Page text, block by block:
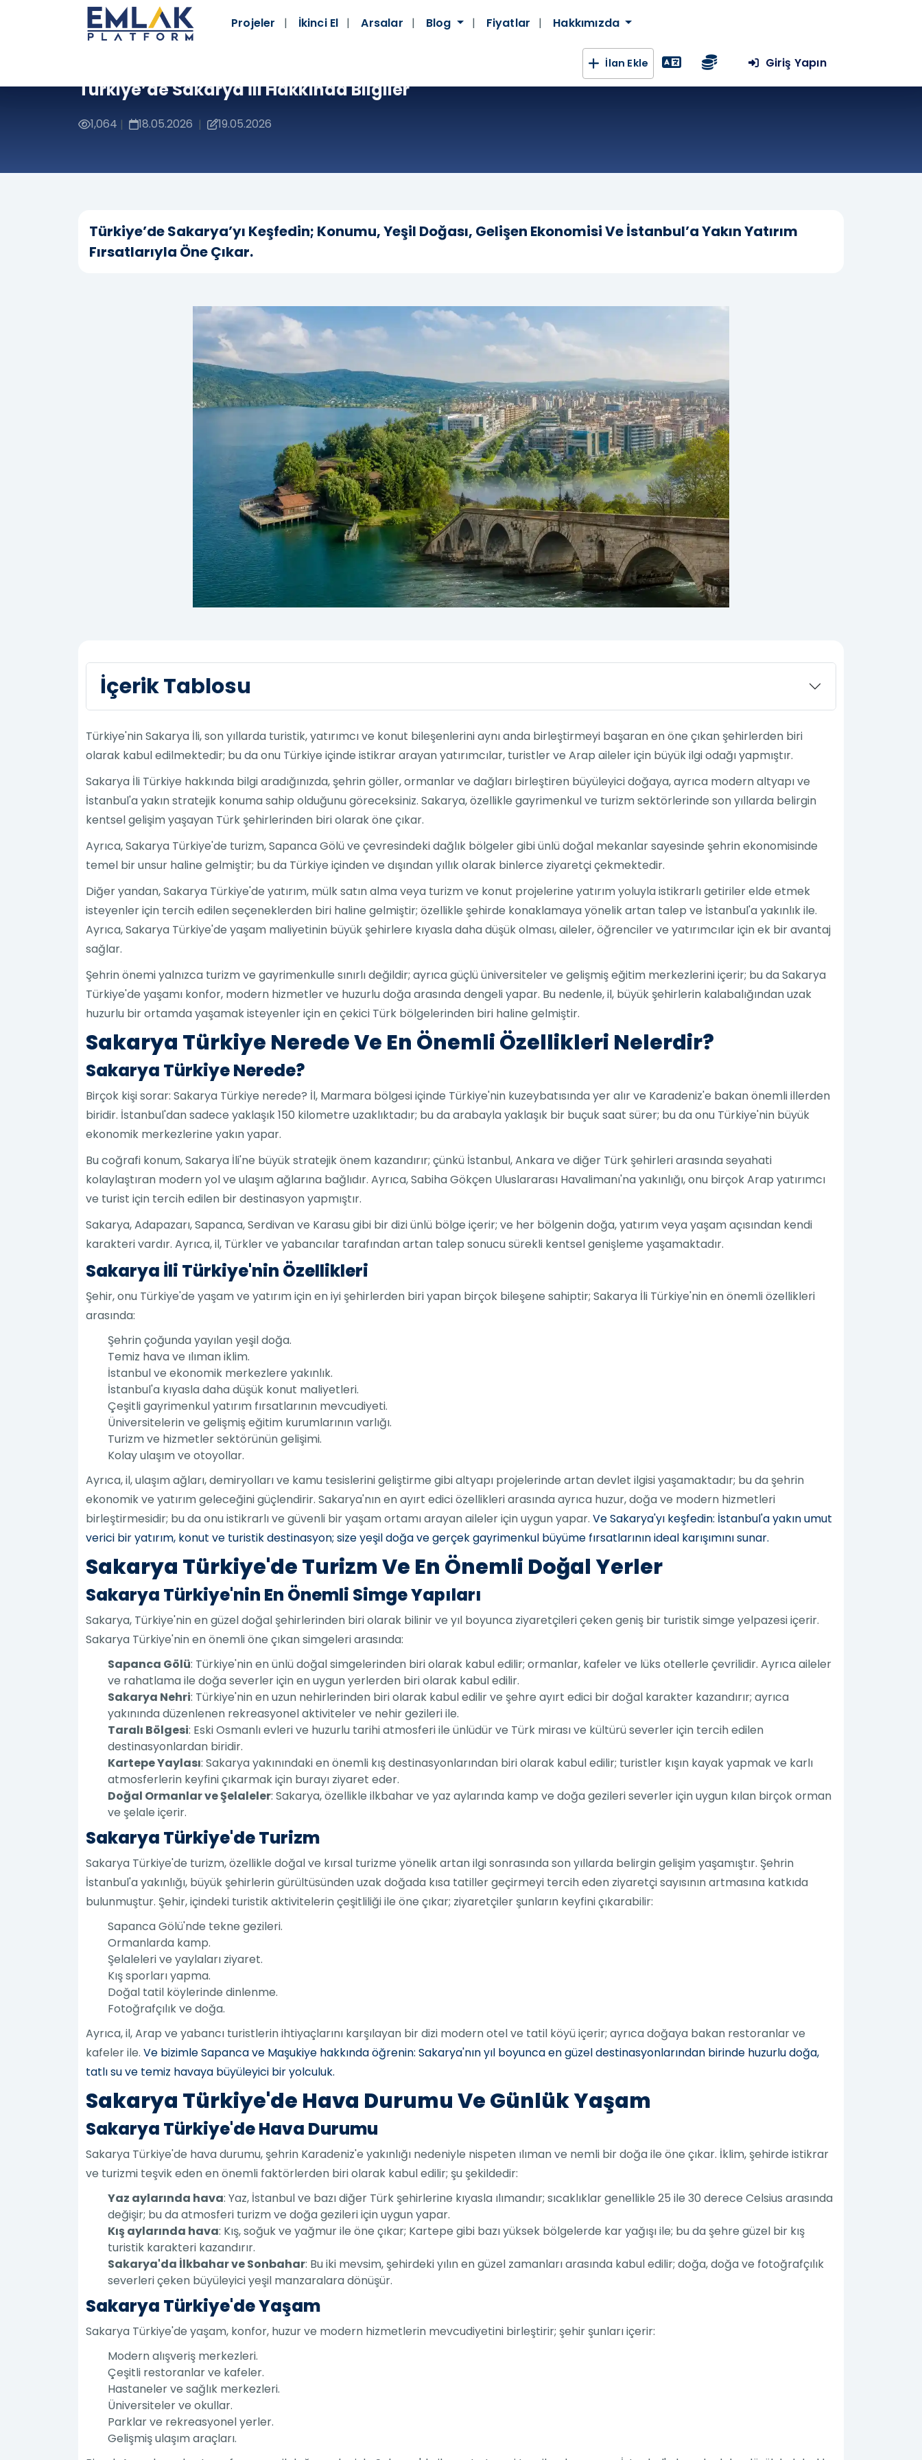
Projeler İkinci El Arsalar Blog Fiyatlar Hakkımızda
İlan Ekle Giriş Yapın
Türkiye’de Sakarya İli Hakkında Bilgiler
1,064 | 18.05.2026 | 19.05.2026
Türkiye’de Sakarya’yı Keşfedin; Konumu, Yeşil Doğası, Gelişen Ekonomisi Ve İstanbul’a Yakın Yatırım
Fırsatlarıyla Öne Çıkar.
İçerik Tablosu
Türkiye'nin Sakarya İli, son yıllarda turistik, yatırımcı ve konut bileşenlerini aynı anda birleştirmeyi başaran en öne çıkan şehirlerden biri
olarak kabul edilmektedir; bu da onu Türkiye içinde istikrar arayan yatırımcılar, turistler ve Arap aileler için büyük ilgi odağı yapmıştır.
Sakarya İli Türkiye hakkında bilgi aradığınızda, şehrin göller, ormanlar ve dağları birleştiren büyüleyici doğaya, ayrıca modern altyapı ve
İstanbul'a yakın stratejik konuma sahip olduğunu göreceksiniz. Sakarya, özellikle gayrimenkul ve turizm sektörlerinde son yıllarda belirgin
kentsel gelişim yaşayan Türk şehirlerinden biri olarak öne çıkar.
Ayrıca, Sakarya Türkiye'de turizm, Sapanca Gölü ve çevresindeki dağlık bölgeler gibi ünlü doğal mekanlar sayesinde şehrin ekonomisinde
temel bir unsur haline gelmiştir; bu da Türkiye içinden ve dışından yıllık olarak binlerce ziyaretçi çekmektedir.
Diğer yandan, Sakarya Türkiye'de yatırım, mülk satın alma veya turizm ve konut projelerine yatırım yoluyla istikrarlı getiriler elde etmek
isteyenler için tercih edilen seçeneklerden biri haline gelmiştir; özellikle şehirde konaklamaya yönelik artan talep ve İstanbul'a yakınlık ile.
Ayrıca, Sakarya Türkiye'de yaşam maliyetinin büyük şehirlere kıyasla daha düşük olması, aileler, öğrenciler ve yatırımcılar için ek bir avantaj
sağlar.
Şehrin önemi yalnızca turizm ve gayrimenkulle sınırlı değildir; ayrıca güçlü üniversiteler ve gelişmiş eğitim merkezlerini içerir; bu da Sakarya
Türkiye'de yaşamı konfor, modern hizmetler ve huzurlu doğa arasında dengeli yapar. Bu nedenle, il, büyük şehirlerin kalabalığından uzak
huzurlu bir ortamda yaşamak isteyenler için en çekici Türk bölgelerinden biri haline gelmiştir.
Sakarya Türkiye Nerede Ve En Önemli Özellikleri Nelerdir?
Sakarya Türkiye Nerede?
Birçok kişi sorar: Sakarya Türkiye nerede? İl, Marmara bölgesi içinde Türkiye'nin kuzeybatısında yer alır ve Karadeniz'e bakan önemli illerden
biridir. İstanbul'dan sadece yaklaşık 150 kilometre uzaklıktadır; bu da arabayla yaklaşık bir buçuk saat sürer; bu da onu Türkiye'nin büyük
ekonomik merkezlerine yakın yapar.
Bu coğrafi konum, Sakarya İli'ne büyük stratejik önem kazandırır; çünkü İstanbul, Ankara ve diğer Türk şehirleri arasında seyahati
kolaylaştıran modern yol ve ulaşım ağlarına bağlıdır. Ayrıca, Sabiha Gökçen Uluslararası Havalimanı'na yakınlığı, onu birçok Arap yatırımcı
ve turist için tercih edilen bir destinasyon yapmıştır.
Sakarya, Adapazarı, Sapanca, Serdivan ve Karasu gibi bir dizi ünlü bölge içerir; ve her bölgenin doğa, yatırım veya yaşam açısından kendi
karakteri vardır. Ayrıca, il, Türkler ve yabancılar tarafından artan talep sonucu sürekli kentsel genişleme yaşamaktadır.
Sakarya İli Türkiye'nin Özellikleri
Şehir, onu Türkiye'de yaşam ve yatırım için en iyi şehirlerden biri yapan birçok bileşene sahiptir; Sakarya İli Türkiye'nin en önemli özellikleri
arasında:
Şehrin çoğunda yayılan yeşil doğa.
Temiz hava ve ılıman iklim.
İstanbul ve ekonomik merkezlere yakınlık.
İstanbul'a kıyasla daha düşük konut maliyetleri.
Çeşitli gayrimenkul yatırım fırsatlarının mevcudiyeti.
Üniversitelerin ve gelişmiş eğitim kurumlarının varlığı.
Turizm ve hizmetler sektörünün gelişimi.
Kolay ulaşım ve otoyollar.
Ayrıca, il, ulaşım ağları, demiryolları ve kamu tesislerini geliştirme gibi altyapı projelerinde artan devlet ilgisi yaşamaktadır; bu da şehrin
ekonomik ve yatırım geleceğini güçlendirir. Sakarya'nın en ayırt edici özellikleri arasında ayrıca huzur, doğa ve modern hizmetleri
birleştirmesidir; bu da onu istikrarlı ve güvenli bir yaşam ortamı arayan aileler için uygun yapar.Ve Sakarya'yı keşfedin: İstanbul'a yakın umut
verici bir yatırım, konut ve turistik destinasyon; size yeşil doğa ve gerçek gayrimenkul büyüme fırsatlarının ideal karışımını sunar.
Sakarya Türkiye'de Turizm Ve En Önemli Doğal Yerler
Sakarya Türkiye'nin En Önemli Simge Yapıları
Sakarya, Türkiye'nin en güzel doğal şehirlerinden biri olarak bilinir ve yıl boyunca ziyaretçileri çeken geniş bir turistik simge yelpazesi içerir.
Sakarya Türkiye'nin en önemli öne çıkan simgeleri arasında:
Sapanca Gölü: Türkiye'nin en ünlü doğal simgelerinden biri olarak kabul edilir; ormanlar, kafeler ve lüks otellerle çevrilidir. Ayrıca aileler
ve rahatlama ile doğa severler için en uygun yerlerden biri olarak kabul edilir.
Sakarya Nehri: Türkiye'nin en uzun nehirlerinden biri olarak kabul edilir ve şehre ayırt edici bir doğal karakter kazandırır; ayrıca
yakınında düzenlenen rekreasyonel aktiviteler ve nehir gezileri ile.
Taralı Bölgesi: Eski Osmanlı evleri ve huzurlu tarihi atmosferi ile ünlüdür ve Türk mirası ve kültürü severler için tercih edilen
destinasyonlardan biridir.
Kartepe Yaylası: Sakarya yakınındaki en önemli kış destinasyonlarından biri olarak kabul edilir; turistler kışın kayak yapmak ve karlı
atmosferlerin keyfini çıkarmak için burayı ziyaret eder.
Doğal Ormanlar ve Şelaleler: Sakarya, özellikle ilkbahar ve yaz aylarında kamp ve doğa gezileri severler için uygun kılan birçok orman
ve şelale içerir.
Sakarya Türkiye'de Turizm
Sakarya Türkiye'de turizm, özellikle doğal ve kırsal turizme yönelik artan ilgi sonrasında son yıllarda belirgin gelişim yaşamıştır. Şehrin
İstanbul'a yakınlığı, büyük şehirlerin gürültüsünden uzak doğada kısa tatiller geçirmeyi tercih eden ziyaretçi sayısının artmasına katkıda
bulunmuştur. Şehir, içindeki turistik aktivitelerin çeşitliliği ile öne çıkar; ziyaretçiler şunların keyfini çıkarabilir:
Sapanca Gölü'nde tekne gezileri.
Ormanlarda kamp.
Şelaleleri ve yaylaları ziyaret.
Kış sporları yapma.
Doğal tatil köylerinde dinlenme.
Fotoğrafçılık ve doğa.
Ayrıca, il, Arap ve yabancı turistlerin ihtiyaçlarını karşılayan bir dizi modern otel ve tatil köyü içerir; ayrıca doğaya bakan restoranlar ve
kafeler ile.Ve bizimle Sapanca ve Maşukiye hakkında öğrenin: Sakarya'nın yıl boyunca en güzel destinasyonlarından birinde huzurlu doğa,
tatlı su ve temiz havaya büyüleyici bir yolculuk.
Sakarya Türkiye'de Hava Durumu Ve Günlük Yaşam
Sakarya Türkiye'de Hava Durumu
Sakarya Türkiye'de hava durumu, şehrin Karadeniz'e yakınlığı nedeniyle nispeten ılıman ve nemli bir doğa ile öne çıkar. İklim, şehirde istikrar
ve turizmi teşvik eden en önemli faktörlerden biri olarak kabul edilir; şu şekildedir:
Yaz aylarında hava: Yaz, İstanbul ve bazı diğer Türk şehirlerine kıyasla ılımandır; sıcaklıklar genellikle 25 ile 30 derece Celsius arasında
değişir; bu da atmosferi turizm ve doğa gezileri için uygun yapar.
Kış aylarında hava: Kış, soğuk ve yağmur ile öne çıkar; Kartepe gibi bazı yüksek bölgelerde kar yağışı ile; bu da şehre güzel bir kış
turistik karakteri kazandırır.
Sakarya'da İlkbahar ve Sonbahar: Bu iki mevsim, şehirdeki yılın en güzel zamanları arasında kabul edilir; doğa, doğa ve fotoğrafçılık
severleri çeken büyüleyici yeşil manzaralara dönüşür.
Sakarya Türkiye'de Yaşam
Sakarya Türkiye'de yaşam, konfor, huzur ve modern hizmetlerin mevcudiyetini birleştirir; şehir şunları içerir:
Modern alışveriş merkezleri.
Çeşitli restoranlar ve kafeler.
Hastaneler ve sağlık merkezleri.
Üniversiteler ve okullar.
Parklar ve rekreasyonel yerler.
Gelişmiş ulaşım araçları.